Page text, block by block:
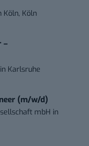
Köln, Köln
–
in Karlsruhe
(m/w/d)
mbH in